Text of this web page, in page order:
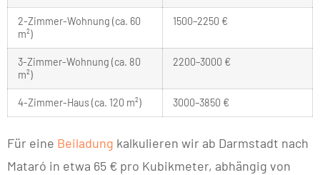
2-Zimmer-Wohnung (ca. 60
m²)
1500–2250 €
3-Zimmer-Wohnung (ca. 80
m²)
2200–3000 €
4-Zimmer-Haus (ca. 120 m²) 3000–3850 €
Für eine Beiladung kalkulieren wir ab Darmstadt nach
Mataró in etwa 65 € pro Kubikmeter, abhängig von